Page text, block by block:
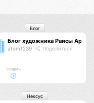
Блог художника Раисы
atom1239 Поделиться
Создать
Блог
Нексус